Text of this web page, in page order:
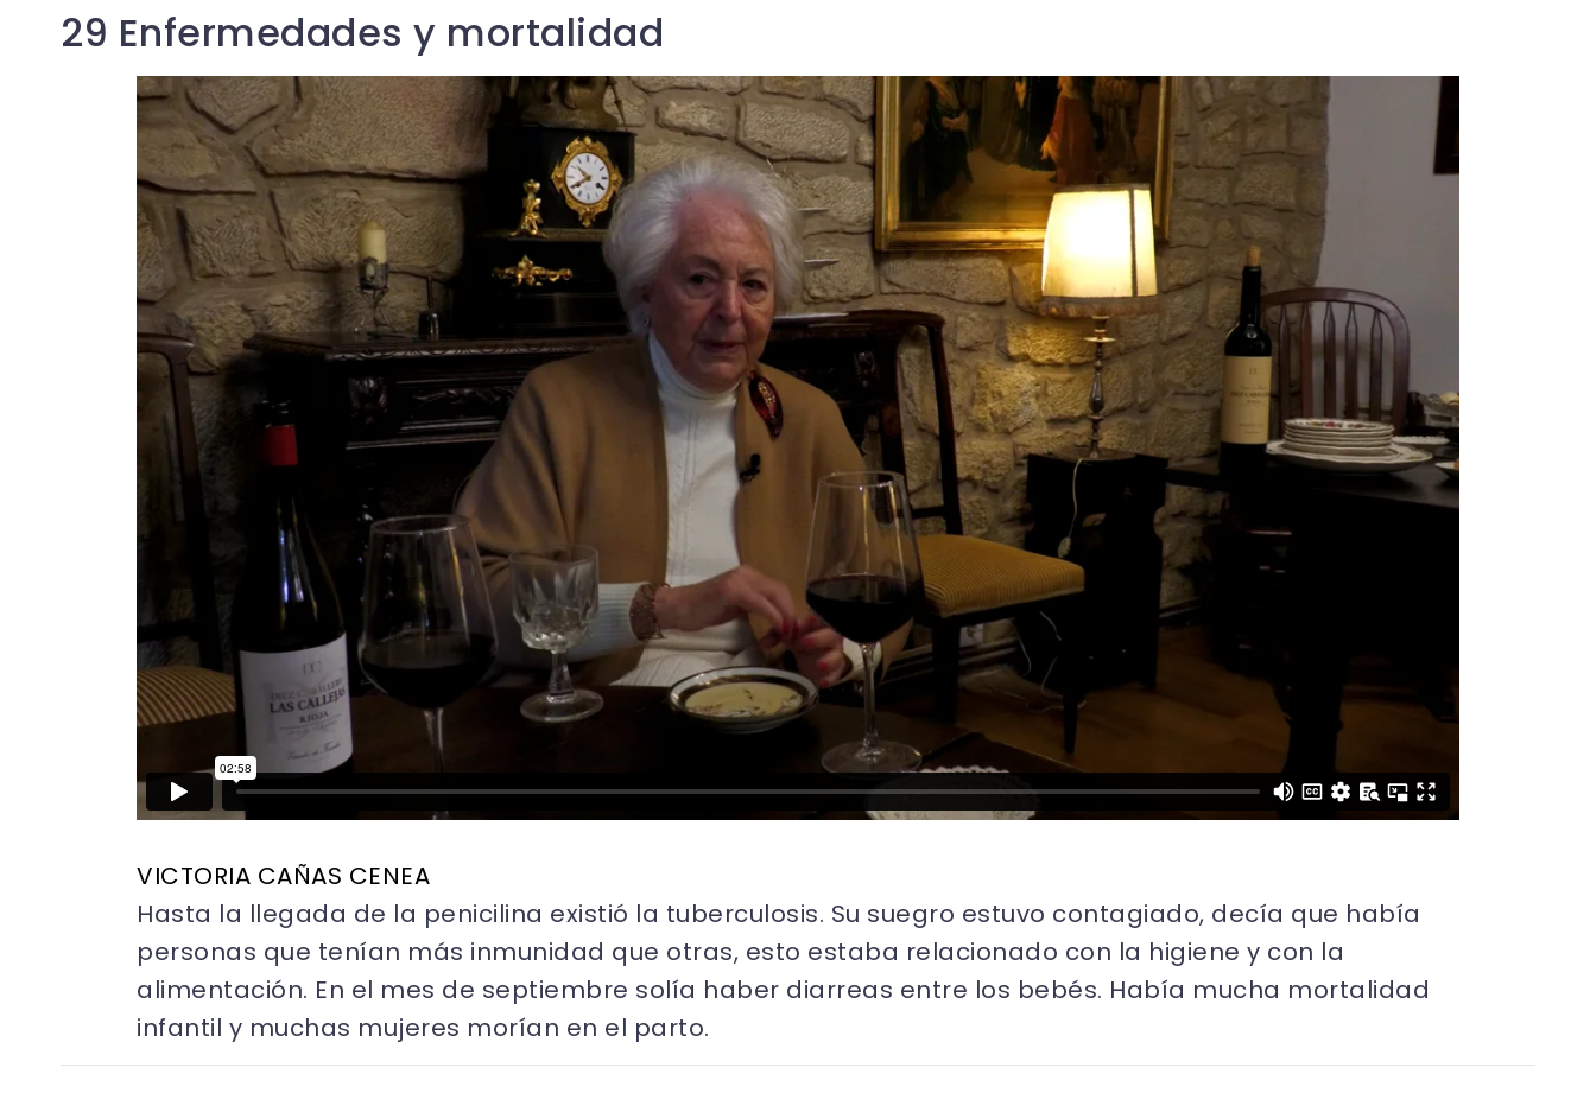
29 Enfermedades y mortalidad
VICTORIA CAÑAS CENEA
Hasta la llegada de la penicilina existió la tuberculosis. Su suegro estuvo contagiado, decía que había
personas que tenían más inmunidad que otras, esto estaba relacionado con la higiene y con la
alimentación. En el mes de septiembre solía haber diarreas entre los bebés. Había mucha mortalidad
infantil y muchas mujeres morían en el parto.